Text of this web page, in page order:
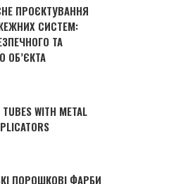
ПРОЄКТУВАННЯ
СИСТЕМ:
ТА
ОБ’ЄКТА
TUBES WITH METAL
ПОРОШКОВІ ФАРБИ